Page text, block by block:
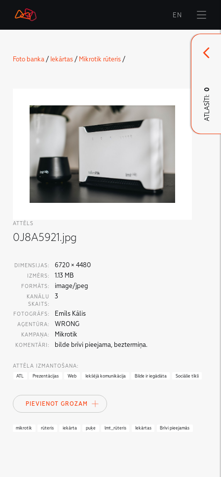
Sākums
LMT Karte
LMT Innovations
LMT Defence
Lejupielāde un jaunumi
Izstrādātie materiāli
EN
Foto banka/ Iekārtas/ Mikrotik rūteris/
ATTĒLS
0J8A5921.jpg
DIMENSIJAS: 6720 × 4480
IZMĒRS: 1.13 MB
FORMĀTS: image/jpeg
KANĀLU
SKAITS:
3
FOTOGRĀFS: Emīls Kālis
AĢENTŪRA: WRONG
KAMPAŅA: Mikrotik
KOMENTĀRI: bilde brīvi pieejama, beztermiņa.
ATTĒLA IZMANTOŠANA:
ATL Prezentācijas Web Iekšējā komunikācija Bilde ir iegādāta Sociālie tīkli
PIEVIENOT GROZAM
mikrotik rūteris iekārta puķe lmt_rūteris Iekārtas Brīvi pieejamās
ATLASĪTI:
0